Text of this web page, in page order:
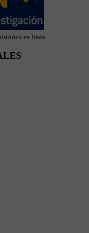
en línea